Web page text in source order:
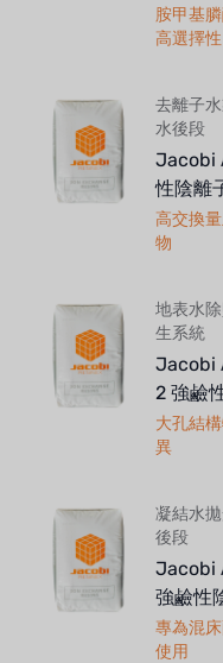
胺甲基
高選擇性
去離子
水後段
Jacobi
性陰離
高交換
物
地表水
生系統
Jacobi
2 強鹼
大孔結
異
凝結水
後段
Jacobi
強鹼性
專為混
使用